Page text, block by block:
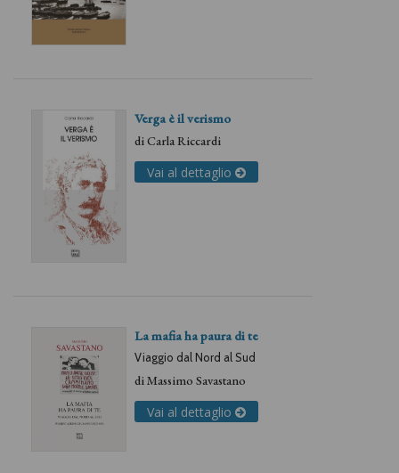
Verga è il verismo
diCarla Riccardi
Vai al dettaglio
La mafia ha paura di te
Viaggio dal Nord al Sud
diMassimo Savastano
Vai al dettaglio